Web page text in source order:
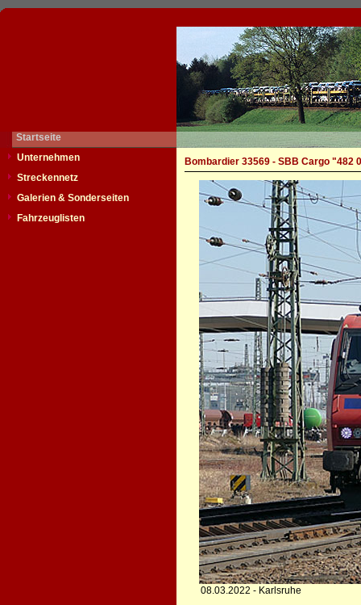
Startseite
Unternehmen
Streckennetz
Galerien & Sonderseiten
Fahrzeuglisten
Bombardier 33569 - SBB Cargo "482
08.03.2022 - Karlsruhe